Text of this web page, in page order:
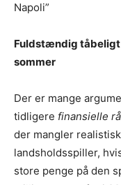
Napoli”
Fuldstændig
sommer
Der er mange
tidligere finansielle
der mangler
landsholdsspiller,
store penge på den